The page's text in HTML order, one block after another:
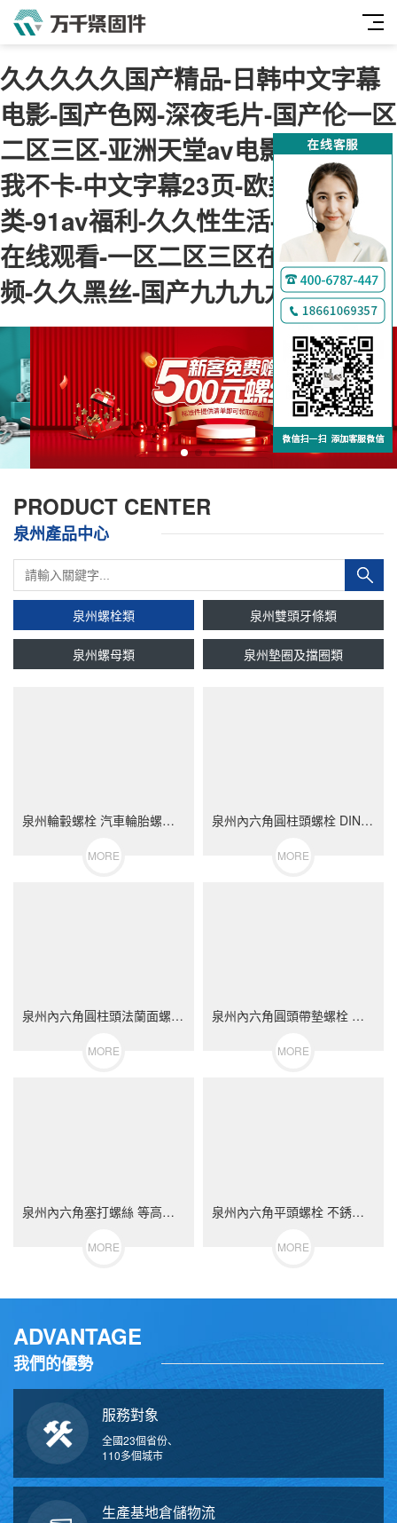
久久久久久国产精品-日韩中文字幕
电影-国产色网-深夜毛片-国产伦一区
二区三区-亚洲天堂av电影-神马午夜
我不卡-中文字幕23页-欧美综合另
类-91av福利-久久性生活-肉肉视频
在线观看-一区二区三区在线免费视
频-久久黑丝-国产九九九九
PRODUCT CENTER
泉州產品中心
泉州螺栓類 泉州雙頭牙條類
泉州螺母類 泉州墊圈及擋圈類
泉州輪轂螺栓 汽車輪胎螺絲 不銹鋼（304/316）碳鋼 合金鋼
MORE
泉州內六角圓柱頭螺栓 DIN912 不銹鋼（304/316）碳鋼 合金鋼
MORE
泉州內六角圓柱頭法蘭面螺栓 不銹鋼（304/316）碳鋼 合金鋼
MORE
泉州內六角圓頭帶墊螺栓 不銹鋼（304/316）碳鋼 合金鋼
MORE
泉州內六角塞打螺絲 等高限位螺栓 不銹鋼（304/316）碳鋼 合金鋼
MORE
泉州內六角平頭螺栓 不銹鋼（304/316）碳鋼 合金鋼
MORE
ADVANTAGE
我們的優勢
服務對象
全國23個省份、
110多個城市
生產基地倉儲物流